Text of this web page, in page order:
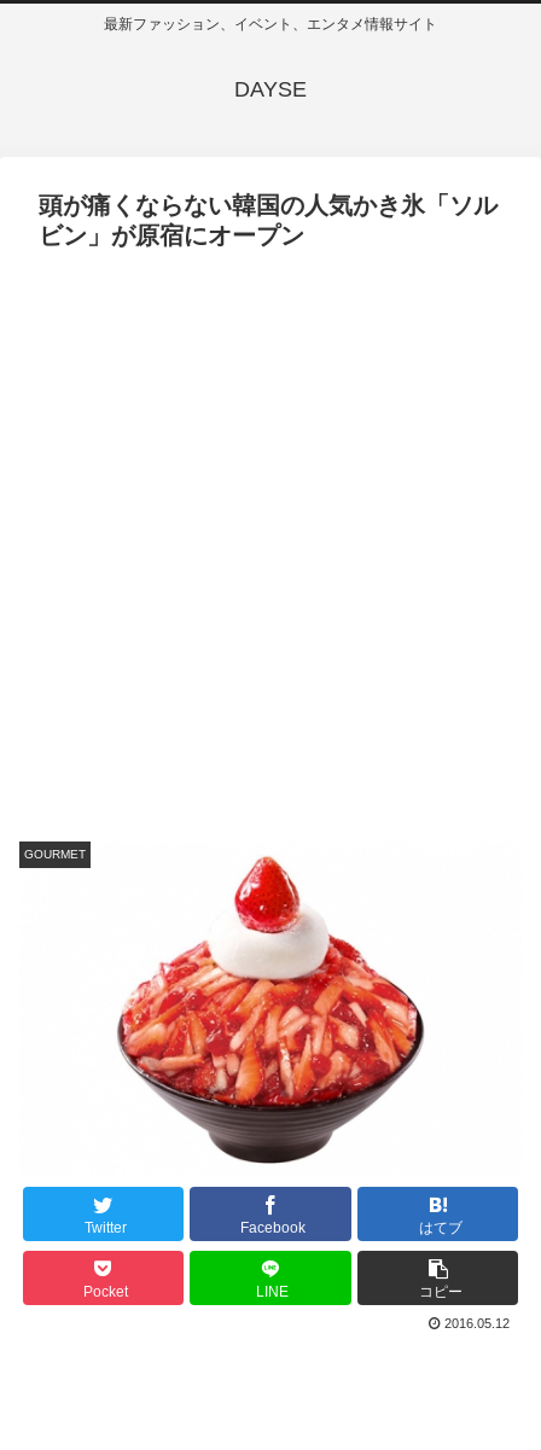
最新ファッション、イベント、エンタメ情報サイト
DAYSE
頭が痛くならない韓国の人気かき氷「ソル
ビン」が原宿にオープン
GOURMET
Twitter Facebook はてブ
Pocket LINE コピー
2016.05.12